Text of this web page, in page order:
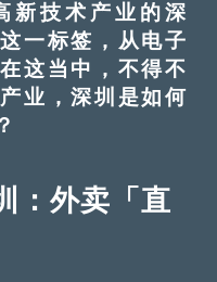
技术产业的深
一标签，从电子
这当中，不得不
业，深圳是如何
：外卖「直